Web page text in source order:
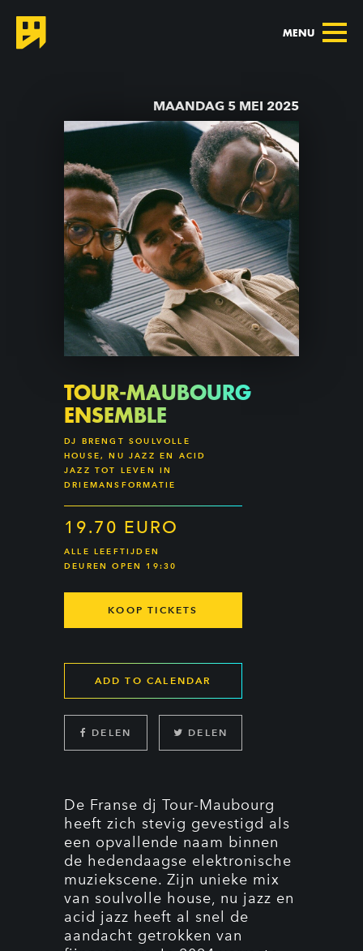
MENU
MAANDAG 5 MEI 2025
TOUR-MAUBOURG
ENSEMBLE
DJ BRENGT SOULVOLLE
HOUSE, NU JAZZ EN ACID
JAZZ TOT LEVEN IN
DRIEMANSFORMATIE
19.70 EURO
ALLE LEEFTIJDEN
DEUREN OPEN 19:30
KOOP TICKETS
ADD TO CALENDAR
DELEN DELEN
De Franse dj Tour-Maubourg
heeft zich stevig gevestigd als
een opvallende naam binnen
de hedendaagse elektronische
muziekscene. Zijn unieke mix
van soulvolle house, nu jazz en
acid jazz heeft al snel de
aandacht getrokken van